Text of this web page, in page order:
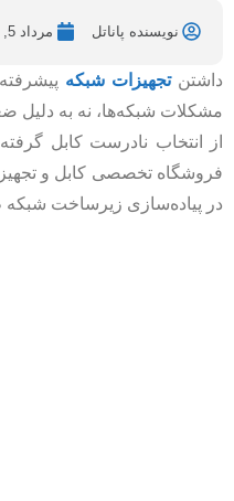
نویسنده پاناتل مرداد 5, 1404
داشتنتجهیزات شبکه
مشکلات شبکه‌ها، نه به‌ دلیل
از انتخاب نادرست کابل
در پیاده‌سازی زیرساخت شبکه